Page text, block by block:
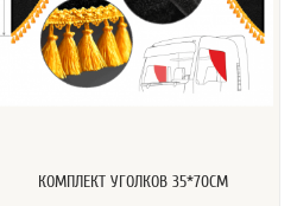
КОМПЛЕКТ УГОЛКОВ 35*70СМ